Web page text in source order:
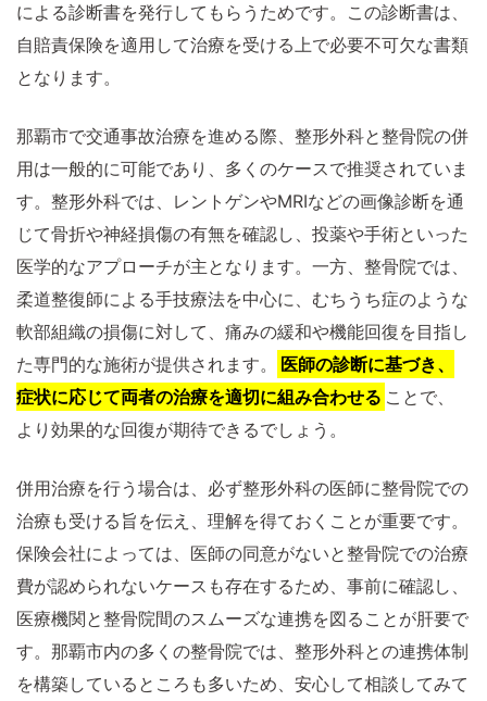
による診断書を発行してもらうためです。この診断書は、
自賠責保険を適用して治療を受ける上で必要不可欠な書類
となります。
那覇市で交通事故治療を進める際、整形外科と整骨院の併
用は一般的に可能であり、多くのケースで推奨されていま
す。整形外科では、レントゲンやMRIなどの画像診断を通
じて骨折や神経損傷の有無を確認し、投薬や手術といった
医学的なアプローチが主となります。一方、整骨院では、
柔道整復師による手技療法を中心に、むちうち症のような
軟部組織の損傷に対して、痛みの緩和や機能回復を目指し
た専門的な施術が提供されます。
医師の診断に基づき、
症状に応じて両者の治療を適切に組み合わせる ことで、
より効果的な回復が期待できるでしょう。
併用治療を行う場合は、必ず整形外科の医師に整骨院での
治療も受ける旨を伝え、理解を得ておくことが重要です。
保険会社によっては、医師の同意がないと整骨院での治療
費が認められないケースも存在するため、事前に確認し、
医療機関と整骨院間のスムーズな連携を図ることが肝要で
す。那覇市内の多くの整骨院では、整形外科との連携体制
を構築しているところも多いため、安心して相談してみて